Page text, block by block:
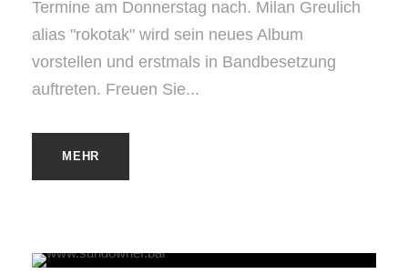
Termine am Donnerstag nach. Milan Greulich
alias "rokotak" wird sein neues Album
vorstellen und erstmals in Bandbesetzung
auftreten. Freuen Sie...
MEHR